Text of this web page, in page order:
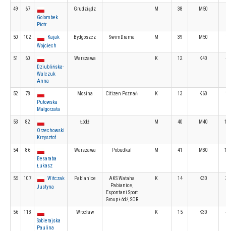
49
67
Golombek
Piotr
Grudziądz M 38 M50
50 102
Kajak
Wojciech
Bydgoszcz SwimDrama M 39 M50
51
60
Dziublińska-
Walczuk
Anna
Warszawa K 12 K40
52
78
Putowska
Małgorzata
Mosina Citizen Poznań K 13 K60
53
82
Orzechowski
Krzysztof
Łódź M 40 M40
54
86
Besaraba
Łukasz
Warszawa Pobudka! M 41 M30
55 107
Witczak
Justyna
Pabianice
AKS Wataha
Pabianice,
Espontani Sport
Group Łódź, SOR
K 14 K30
56
113
Sobierajska
Paulina
Wrocław K 15 K30